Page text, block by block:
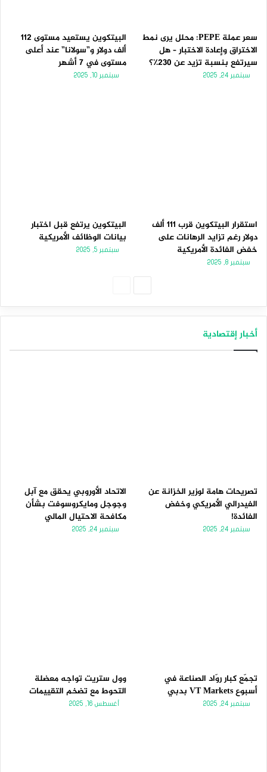
سعر عملة PEPE: محلل يرى نمط
الاختراق وإعادة الاختبار – هل
سيرتفع بنسبة تزيد عن 230٪؟
سبتمبر 24, 2025
البيتكوين يستعيد مستوى 112
ألف دولار و”سولانا” عند أعلى
مستوى في 7 أشهر
سبتمبر 10, 2025
استقرار البيتكوين قرب 111 ألف
دولار رغم تزايد الرهانات على
خفض الفائدة الأمريكية
سبتمبر 8, 2025
البيتكوين يرتفع قبل اختبار
بيانات الوظائف الأمريكية
سبتمبر 5, 2025
أخبار إقتصادية
تصريحات هامة لوزير الخزانة عن
الفيدرالي الأمريكي وخفض
الفائدة!
سبتمبر 24, 2025
الاتحاد الأوروبي يحقق مع آبل
وجوجل ومايكروسوفت بشأن
مكافحة الاحتيال المالي
سبتمبر 24, 2025
تجمّع كبار روّاد الصناعة في
أسبوع VT Markets بدبي
سبتمبر 24, 2025
وول ستريت تواجه معضلة
التحوط مع تضخم التقييمات
أغسطس 16, 2025